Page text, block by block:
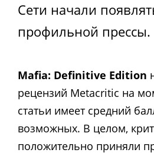
Сети начали
профильной прессы.
Mafia: Definitive Edition
рецензий Metacritic на
статьи имеет средний
возможных. В целом,
положительно приняли